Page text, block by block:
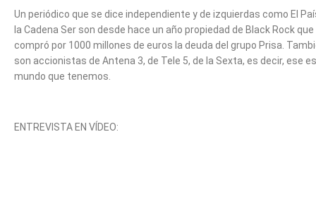
Un periódico que se dice independiente y de izquierdas como El
la Cadena Ser son desde hace un año propiedad de Black Rock que
compró por 1000 millones de euros la deuda del grupo Prisa.
son accionistas de Antena 3, de Tele 5, de la Sexta, es decir, ese
mundo que tenemos.
ENTREVISTA EN VÍDEO: